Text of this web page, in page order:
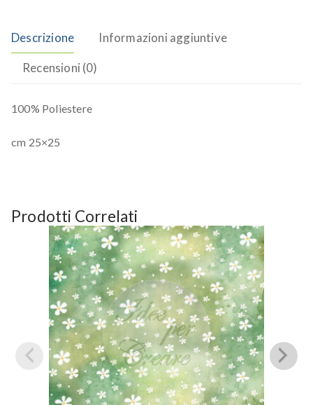
Descrizione Informazioni aggiuntive
Recensioni (0)
100% Poliestere
cm 25×25
Prodotti Correlati